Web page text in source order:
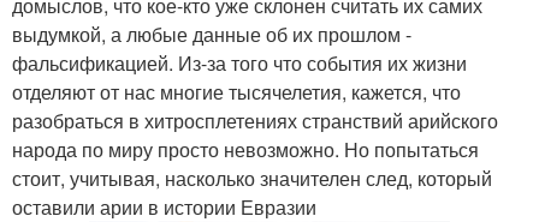
выдумкой, а любые данные об их прошлом -
фальсификацией. Из-за того что события их жизни
отделяют от нас многие тысячелетия, кажется, что
разобраться в хитросплетениях странствий арийского
народа по миру просто невозможно. Но попытаться
стоит, учитывая, насколько значителен след, который
оставили арии в истории Евразии